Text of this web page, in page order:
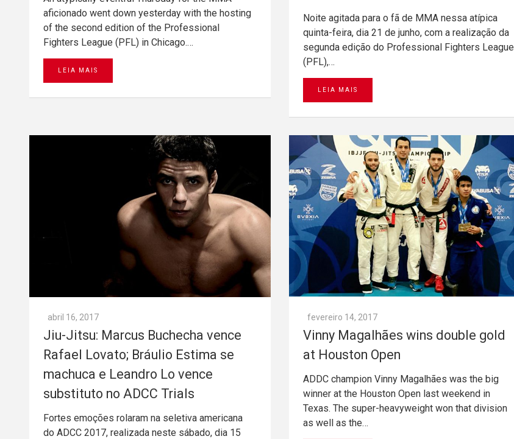
aficionado went down yesterday with the hosting
of the second edition of the Professional
Fighters League (PFL) in Chicago.…
LEIA MAIS
Noite agitada para o fã de MMA nessa atípica
quinta-feira, dia 21 de junho, com a realização da
segunda edição do Professional Fighters League
(PFL),…
LEIA MAIS
abril 16, 2017
Jiu-Jitsu: Marcus Buchecha vence
Rafael Lovato; Bráulio Estima se
machuca e Leandro Lo vence
substituto no ADCC Trials
Fortes emoções rolaram na seletiva americana
do ADCC 2017, realizada neste sábado, dia 15
fevereiro 14, 2017
Vinny Magalhães wins double gold
at Houston Open
ADDC champion Vinny Magalhães was the big
winner at the Houston Open last weekend in
Texas. The super-heavyweight won that division
as well as the…